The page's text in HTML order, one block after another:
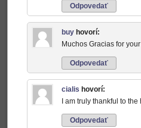
Odpovedať
buy hovorí:
Muchos Gracias for
Odpovedať
cialis hovorí:
I am truly thankful to
Odpovedať